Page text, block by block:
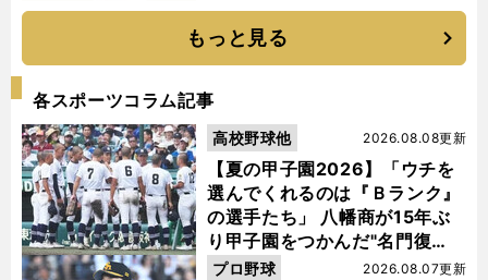
もっと見る
各スポーツコラム記事
【夏の甲子園2026】「ウチを
選んでくれるのは『Ｂランク』
の選手たち」 八幡商が15年ぶ
り甲子園をつかんだ"名門復
活"の舞台裏
2026.08.08更新
高校野球他
2026.08.07更新
プロ野球